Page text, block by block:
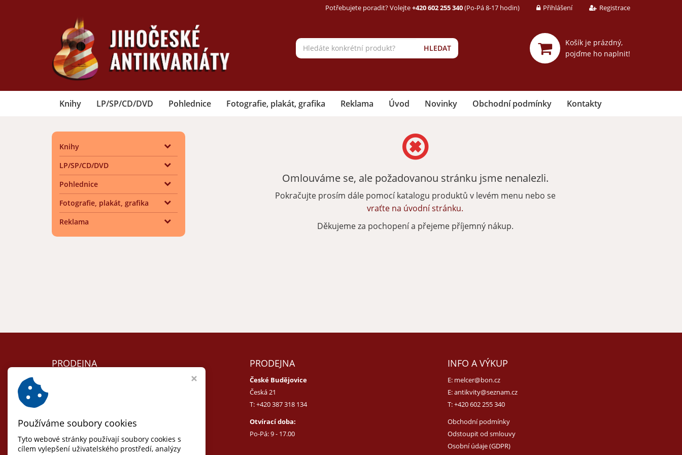
Potřebujete poradit? Volejte+420 602 255 340(Po-Pá 8-17 hodin) Přihlášení Registrace
HLEDAT
Košík je prázdný,
pojďme ho naplnit!
Knihy LP/SP/CD/DVD Pohlednice Fotografie, plakát, grafika Reklama Úvod Novinky Obchodní podmínky Kontakty
Knihy
LP/SP/CD/DVD
Pohlednice
Fotografie, plakát, grafika
Reklama
Omlouváme se, ale požadovanou stránku jsme nenalezli.
Pokračujte prosím dále pomocí katalogu produktů v levém menu nebo se
vraťte na úvodní stránku.
Děkujeme za pochopení a přejeme příjemný nákup.
PRODEJNA
Otvírací doba:
(pauza 12-13)
PRODEJNA
České Budějovice
Česká 21
T:+420 387 318 134
Otvírací doba:
Po-Pá: 9 - 17.00
INFO A VÝKUP
E: melcer@bon.cz
E:antikvity@seznam.cz
T:+420 602 255 340
Obchodní podmínky
Odstoupit od smlouvy
Osobní údaje (GDPR)
Používáme soubory cookies
Tyto webové stránky používají soubory cookies s
cílem vylepšení uživatelského prostředí, analýzy